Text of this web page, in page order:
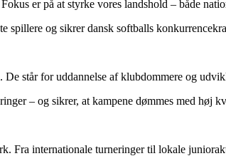
er på at styrke vores landshold – både
spillere og sikrer dansk softballs
står for uddannelse af klubdommere og
– og sikrer, at kampene dømmes med høj
Fra internationale turneringer til lokale